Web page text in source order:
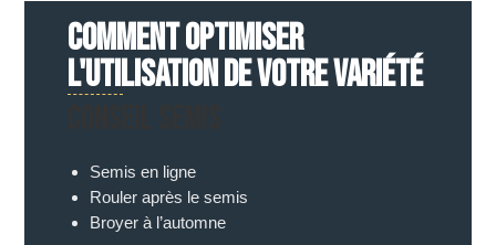
COMMENT OPTIMISER
L'UTILISATION DE VOTRE VARIÉTÉ
Semis en ligne
Rouler après le semis
Broyer à l’automne